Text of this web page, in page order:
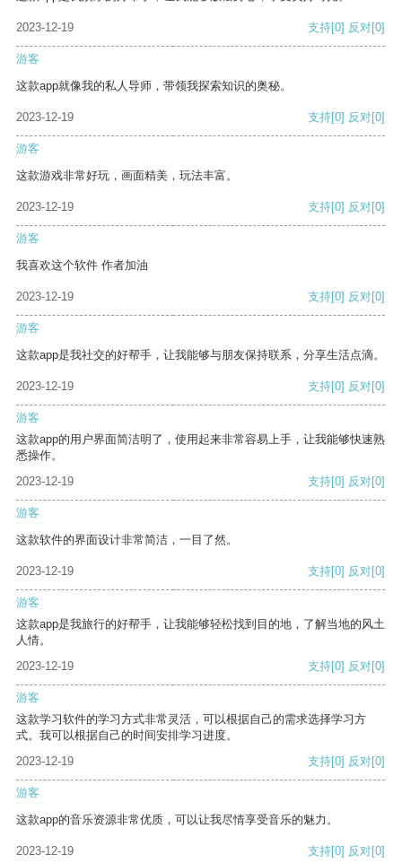
2023-12-19 支持[0] 反对[0]
游客
这款app就像我的私人导师，带领我探索知识的奥秘。
2023-12-19 支持[0] 反对[0]
游客
这款游戏非常好玩，画面精美，玩法丰富。
2023-12-19 支持[0] 反对[0]
游客
我喜欢这个软件 作者加油
2023-12-19 支持[0] 反对[0]
游客
这款app是我社交的好帮手，让我能够与朋友保持联系，分享生活点滴。
2023-12-19 支持[0] 反对[0]
游客
这款app的用户界面简洁明了，使用起来非常容易上手，让我能够快速熟
悉操作。
2023-12-19
支持[0] 反对[0]
游客
这款软件的界面设计非常简洁，一目了然。
2023-12-19 支持[0] 反对[0]
游客
这款app是我旅行的好帮手，让我能够轻松找到目的地，了解当地的风土
人情。
2023-12-19
支持[0] 反对[0]
游客
这款学习软件的学习方式非常灵活，可以根据自己的需求选择学习方
式。我可以根据自己的时间安排学习进度。
2023-12-19
支持[0] 反对[0]
游客
这款app的音乐资源非常优质，可以让我尽情享受音乐的魅力。
2023-12-19 支持[0] 反对[0]